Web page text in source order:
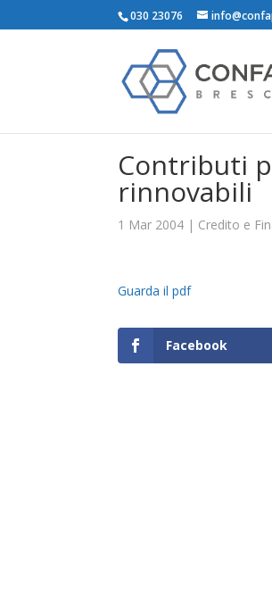
030 23076
Contributi
rinnovabili
1 Mar 2004 | Credito e
Guarda il pdf
Facebook